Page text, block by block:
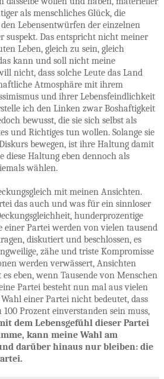
als menschliches Glück, die
Lebensentwürfen der einzelnen
suspekt. Das entspricht nicht meiner
Leben, gleich zu sein, gleich
kann und soll nicht meine
nicht, dass solche Leute das Land
Atmosphäre mit ihrem
und ihrer Lebensfeindlichkeit
ich den Linken zwar Boshaftigkeit
bewusst, die sie sich selbst als
und Richtiges tun wollen. Solange sie
bewegen, ist ihre Haltung damit
diese Haltung eben dennoch als
wählen.
mit meinen Ansichten.
das auch und was für ein sinnloser
hunderprozentige
einer Partei werden von vielen tausend
diskutiert und beschlossen, es
zähe und triste Kompromisse
werden verwässert, Ansichten
eben, wenn Tausende von Menschen
Partei besteht nun mal aus vielen
einer Partei nicht bedeutet, dass
Prozent einverstanden sein muss,
dem Lebensgefühl dieser Partei
kann meine Wahl am
darüber hinaus nur bleiben: die